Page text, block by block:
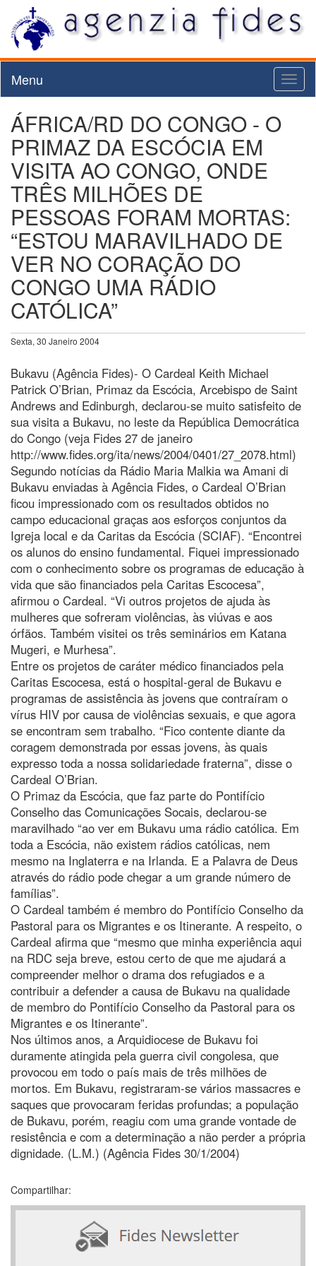
Menu
ÁFRICA/RD DO CONGO - O
PRIMAZ DA ESCÓCIA EM
VISITA AO CONGO, ONDE
TRÊS MILHÕES DE
PESSOAS FORAM MORTAS:
“ESTOU MARAVILHADO DE
VER NO CORAÇÃO DO
CONGO UMA RÁDIO
CATÓLICA”
Sexta, 30 Janeiro 2004
Bukavu (Agência Fides)- O Cardeal Keith Michael
Patrick O’Brian, Primaz da Escócia, Arcebispo de Saint
Andrews and Edinburgh, declarou-se muito satisfeito de
sua visita a Bukavu, no leste da República Democrática
do Congo (veja Fides 27 de janeiro
http://www.fides.org/ita/news/2004/0401/27_2078.html)
Segundo notícias da Rádio Maria Malkia wa Amani di
Bukavu enviadas à Agência Fides, o Cardeal O’Brian
ficou impressionado com os resultados obtidos no
campo educacional graças aos esforços conjuntos da
Igreja local e da Caritas da Escócia (SCIAF). “Encontrei
os alunos do ensino fundamental. Fiquei impressionado
com o conhecimento sobre os programas de educação à
vida que são financiados pela Caritas Escocesa”,
afirmou o Cardeal. “Vi outros projetos de ajuda às
mulheres que sofreram violências, às viúvas e aos
órfãos. Também visitei os três seminários em Katana
Mugeri, e Murhesa”.
Entre os projetos de caráter médico financiados pela
Caritas Escocesa, está o hospital-geral de Bukavu e
programas de assistência às jovens que contraíram o
vírus HIV por causa de violências sexuais, e que agora
se encontram sem trabalho. “Fico contente diante da
coragem demonstrada por essas jovens, às quais
expresso toda a nossa solidariedade fraterna”, disse o
Cardeal O’Brian.
O Primaz da Escócia, que faz parte do Pontifício
Conselho das Comunicações Socais, declarou-se
maravilhado “ao ver em Bukavu uma rádio católica. Em
toda a Escócia, não existem rádios católicas, nem
mesmo na Inglaterra e na Irlanda. E a Palavra de Deus
através do rádio pode chegar a um grande número de
famílias”.
O Cardeal também é membro do Pontifício Conselho da
Pastoral para os Migrantes e os Itinerante. A respeito, o
Cardeal afirma que “mesmo que minha experiência aqui
na RDC seja breve, estou certo de que me ajudará a
compreender melhor o drama dos refugiados e a
contribuir a defender a causa de Bukavu na qualidade
de membro do Pontifício Conselho da Pastoral para os
Migrantes e os Itinerante”.
Nos últimos anos, a Arquidiocese de Bukavu foi
duramente atingida pela guerra civil congolesa, que
provocou em todo o país mais de três milhões de
mortos. Em Bukavu, registraram-se vários massacres e
saques que provocaram feridas profundas; a população
de Bukavu, porém, reagiu com uma grande vontade de
resistência e com a determinação a não perder a própria
dignidade. (L.M.) (Agência Fides 30/1/2004)
Compartilhar: